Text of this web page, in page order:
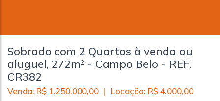
Sobrado com 2 Quartos à venda ou
aluguel, 272m² - Campo Belo - REF.
CR382
Venda: R$ 1.250.000,00 | Locação: R$ 4.000,00